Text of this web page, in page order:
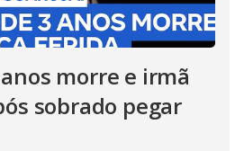
morre e irmã
sobrado pegar